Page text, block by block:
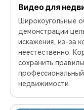
Видео для
Широкоугольные
демонстрации
искажения, из-за
неестественно.
сохранить
недвижимости.